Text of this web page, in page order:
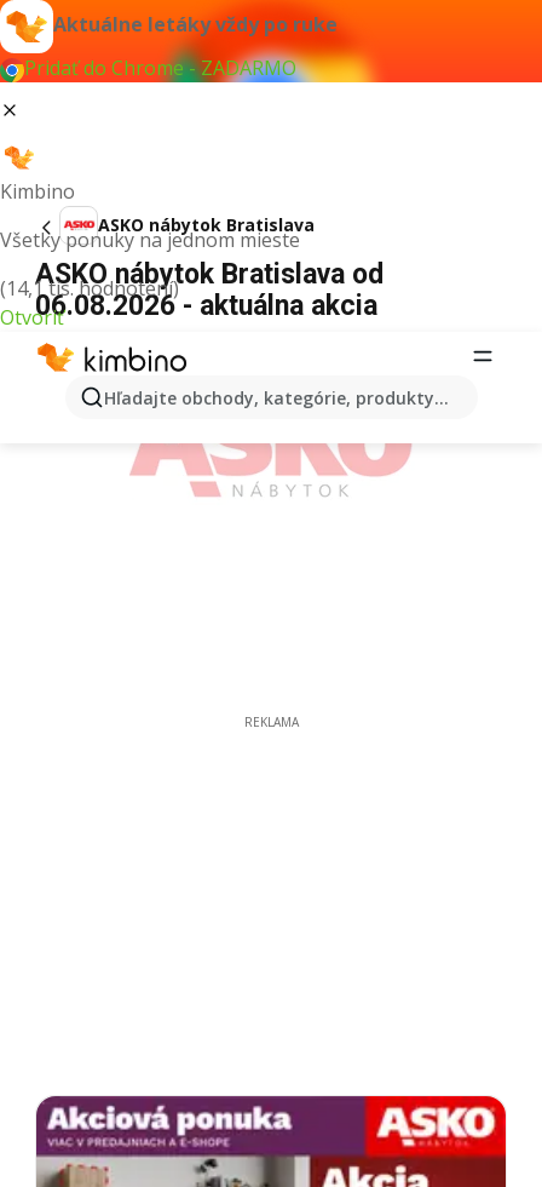
Aktuálne letáky vždy po ruke
Pridať do Chrome - ZADARMO
Kimbino
Všetky ponuky na jednom mieste
(14,1 tis. hodnotení)
Otvoriť
Hľadajte obchody, kategórie, produkty...
ASKO nábytok Bratislava
ASKO nábytok Bratislava od
06.08.2026 - aktuálna akcia
REKLAMA